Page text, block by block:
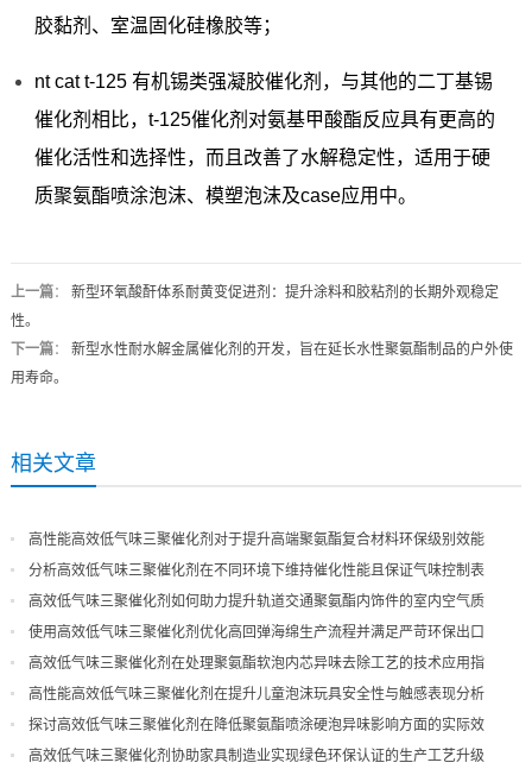
胶黏剂、室温固化硅橡胶等；
nt cat t-125 有机锡类强凝胶催化剂，与其他的二丁基锡
催化剂相比，t-125催化剂对氨基甲酸酯反应具有更高的
催化活性和选择性，而且改善了水解稳定性，适用于硬
质聚氨酯喷涂泡沫、模塑泡沫及case应用中。
上一篇： 新型环氧酸酐体系耐黄变促进剂：提升涂料和胶粘剂的长期外观稳定
性。
下一篇： 新型水性耐水解金属催化剂的开发，旨在延长水性聚氨酯制品的户外使
用寿命。
相关文章
高性能高效低气味三聚催化剂对于提升高端聚氨酯复合材料环保级别效能
分析高效低气味三聚催化剂在不同环境下维持催化性能且保证气味控制表
现
高效低气味三聚催化剂如何助力提升轨道交通聚氨酯内饰件的室内空气质
量
使用高效低气味三聚催化剂优化高回弹海绵生产流程并满足严苛环保出口
高效低气味三聚催化剂在处理聚氨酯软泡内芯异味去除工艺的技术应用指
导
高性能高效低气味三聚催化剂在提升儿童泡沫玩具安全性与触感表现分析
探讨高效低气味三聚催化剂在降低聚氨酯喷涂硬泡异味影响方面的实际效
果
高效低气味三聚催化剂协助家具制造业实现绿色环保认证的生产工艺升级